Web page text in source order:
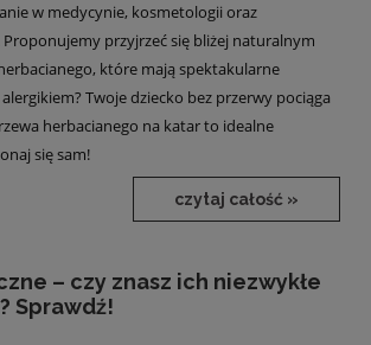
w medycynie, kosmetologii oraz
przyjrzeć się bliżej naturalnym
które mają spektakularne
alergikiem? Twoje dziecko bez przerwy pociąga
herbacianego na katar to idealne
się sam!
czytaj całość »
– czy znasz ich niezwykłe
Sprawdź!